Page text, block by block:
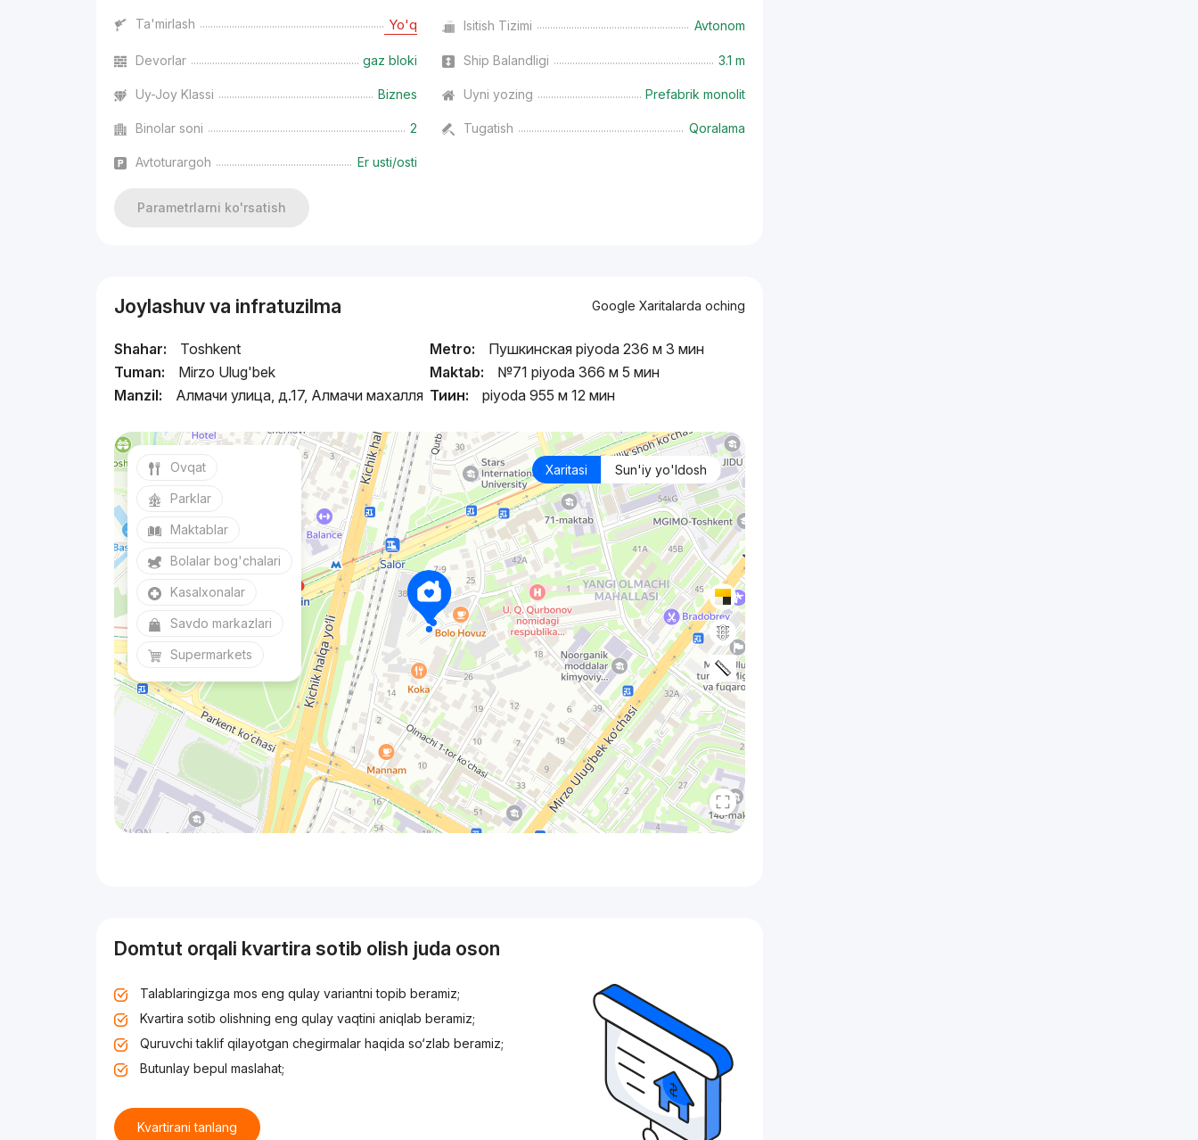
Ta'mirlash Yo'q Isitish Tizimi Avtonom
Devorlar gaz bloki Ship Balandligi 3.1 m
Uy-Joy Klassi Biznes Uyni yozing Prefabrik monolit
Binolar soni 2 Tugatish Qoralama
Avtoturargoh Er usti/osti
Parametrlarni ko'rsatish
Joylashuv va infratuzilma Google Xaritalarda oching
Shahar:
Toshkent
Tuman:
Mirzo Ulug'bek
Manzil:
Алмачи улица, д.17, Алмачи махалля
Metro:
Пушкинская piyoda 236 м 3 мин
Maktab:
№71 piyoda 366 м 5 мин
Тиин:
piyoda 955 м 12 мин
Xaritasi Sun'iy yo'ldosh
Ovqat
Parklar
Maktablar
Bolalar bog'chalari
Kasalxonalar
Savdo markazlari
Supermarkets
Domtut orqali kvartira sotib olish juda oson
Talablaringizga mos eng qulay variantni topib beramiz;
Kvartira sotib olishning eng qulay vaqtini aniqlab beramiz;
Quruvchi taklif qilayotgan chegirmalar haqida so‘zlab beramiz;
Butunlay bepul maslahat;
Kvartirani tanlang